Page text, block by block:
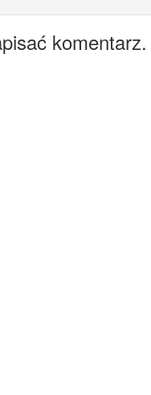
komentarz.